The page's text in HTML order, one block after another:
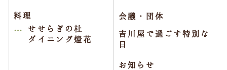
料理
せせらぎの杜
ダイニング燈花
会議・団体
吉川屋で過ごす特別な
日
お知らせ